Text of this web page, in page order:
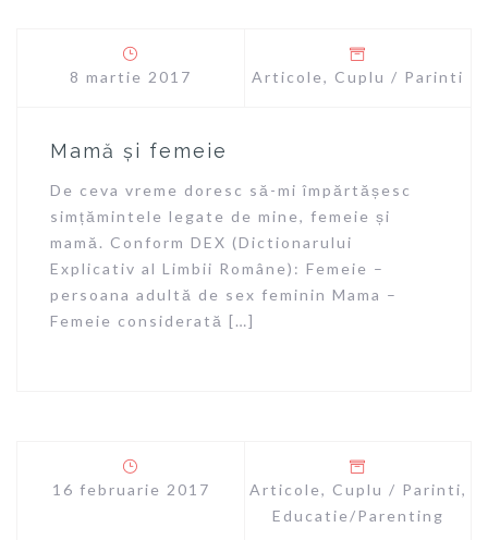
8 martie 2017 Articole, Cuplu / Parinti
Mamă și femeie
De ceva vreme doresc să-mi împărtășesc
simțămintele legate de mine, femeie și
mamă. Conform DEX (Dictionarului
Explicativ al Limbii Române): Femeie –
persoana adultă de sex feminin Mama –
Femeie considerată […]
16 februarie 2017 Articole, Cuplu / Parinti,
Educatie/Parenting